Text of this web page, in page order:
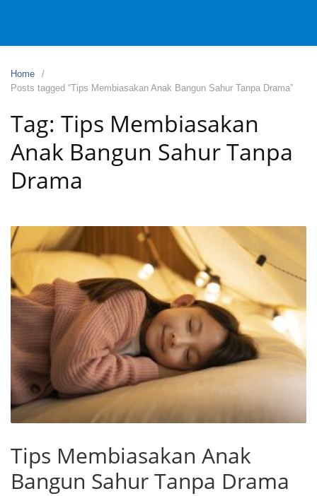
Home
Posts tagged “Tips Membiasakan Anak Bangun Sahur Tanpa Drama”
Tag: Tips Membiasakan
Anak Bangun Sahur Tanpa
Drama
Tips Membiasakan Anak
Bangun Sahur Tanpa Drama